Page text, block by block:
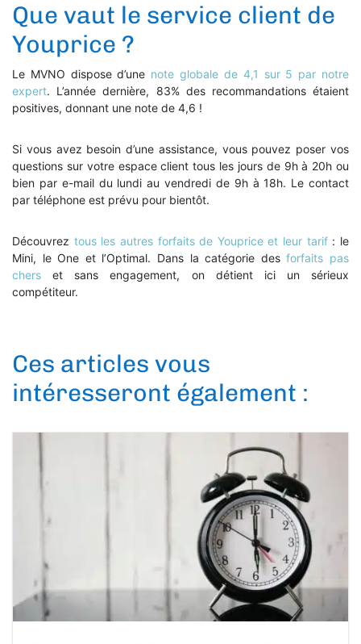
Que vaut le service client de
Youprice ?
Le MVNO dispose d’une note globale de 4,1 sur 5 par notre
expert. L’année dernière, 83% des recommandations étaient
positives, donnant une note de 4,6 !
Si vous avez besoin d’une assistance, vous pouvez poser vos
questions sur votre espace client tous les jours de 9h à 20h ou
bien par e-mail du lundi au vendredi de 9h à 18h. Le contact
par téléphone est prévu pour bientôt.
Découvrez tous les autres forfaits de Youprice et leur tarif: le
Mini, le One et l’Optimal. Dans la catégorie desforfaits pas
chers et sans engagement, on détient ici un sérieux
compétiteur.
Ces articles vous
intéresseront également :